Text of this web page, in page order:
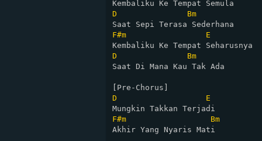
D
Bm
F#m
E
D
Bm
Saat Di Mana Kau Tak Ada
D
E
F#m
Bm
Akhir Yang Nyaris Mati